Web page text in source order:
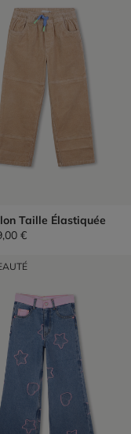
Taille Élastiquée
€